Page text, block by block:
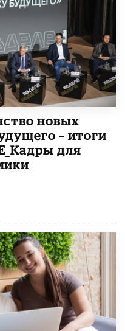
новых
– итоги
для